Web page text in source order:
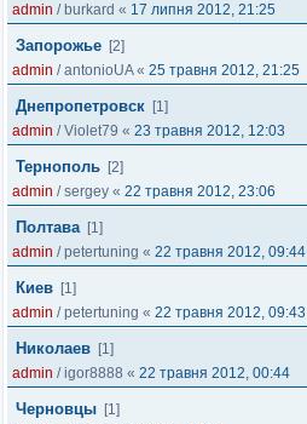
admin / burkard « 17 липня 2012, 21:25
Запорожье [2]
admin /antonioUA« 25 травня 2012, 21:25
Днепропетровск [1]
admin /Violet79 « 23 травня 2012, 12:03
Тернополь [2]
admin /sergey « 22 травня 2012, 23:06
Полтава [1]
admin /petertuning « 22 травня 2012, 09:44
Киев [1]
admin /petertuning « 22 травня 2012, 09:43
Николаев [1]
admin /igor8888 « 22 травня 2012, 00:44
Черновцы [1]